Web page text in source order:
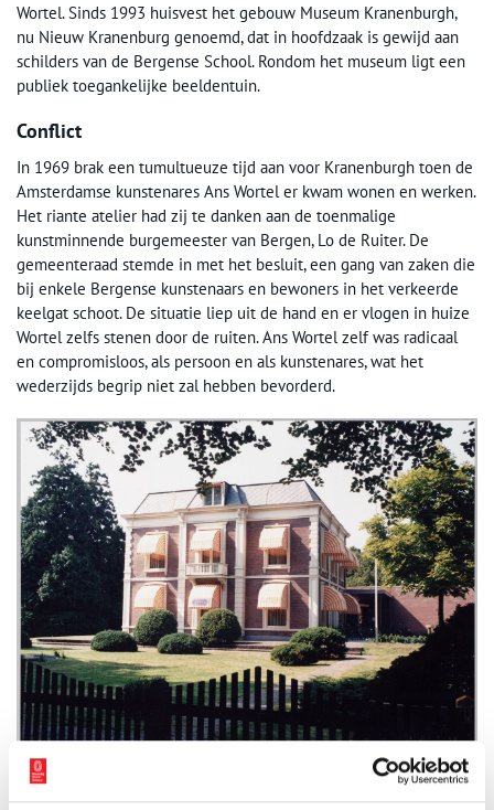
Wortel. Sinds 1993 huisvest het gebouw Museum Kranenburgh,
nu Nieuw Kranenburg genoemd, dat in hoofdzaak is gewijd aan
schilders van de Bergense School. Rondom het museum ligt een
publiek toegankelijke beeldentuin.
Conflict
In 1969 brak een tumultueuze tijd aan voor Kranenburgh toen de
Amsterdamse kunstenares Ans Wortel er kwam wonen en werken.
Het riante atelier had zij te danken aan de toenmalige
kunstminnende burgemeester van Bergen, Lo de Ruiter. De
gemeenteraad stemde in met het besluit, een gang van zaken die
bij enkele Bergense kunstenaars en bewoners in het verkeerde
keelgat schoot. De situatie liep uit de hand en er vlogen in huize
Wortel zelfs stenen door de ruiten. Ans Wortel zelf was radicaal
en compromisloos, als persoon en als kunstenares, wat het
wederzijds begrip niet zal hebben bevorderd.
Museum Kranenburg te Bergen. Collectie Regionaal Archief Alkmaar.
Museumplan